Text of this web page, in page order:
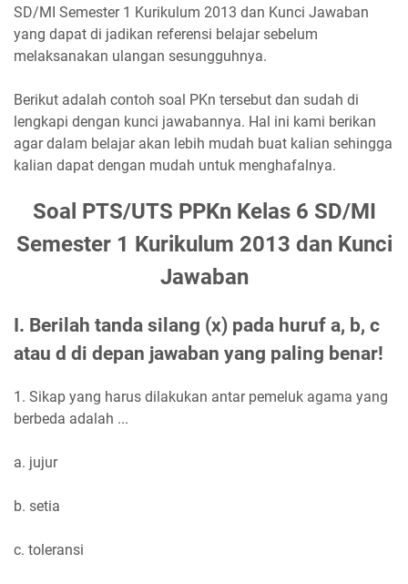
SD/MI Semester 1 Kurikulum 2013 dan Kunci Jawaban
yang dapat di jadikan referensi belajar sebelum
melaksanakan ulangan sesungguhnya.
Berikut adalah contoh soal PKn tersebut dan sudah di
lengkapi dengan kunci jawabannya. Hal ini kami berikan
agar dalam belajar akan lebih mudah buat kalian sehingga
kalian dapat dengan mudah untuk menghafalnya.
Soal PTS/UTS PPKn Kelas 6 SD/MI
Semester 1 Kurikulum 2013 dan Kunci
Jawaban
I. Berilah tanda silang (x) pada huruf a, b, c
atau d di depan jawaban yang paling benar!
1. Sikap yang harus dilakukan antar pemeluk agama yang
berbeda adalah ...
a. jujur
b. setia
c. toleransi